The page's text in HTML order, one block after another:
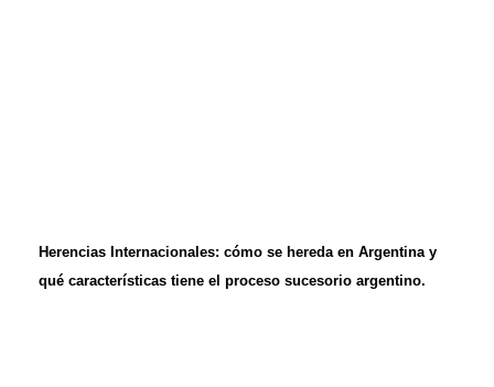
Herencias Internacionales: cómo se hereda en Argentina y
qué características tiene el proceso sucesorio argentino.